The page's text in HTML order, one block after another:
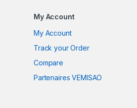
My Account
My Account
Track your Order
Compare
Partenaires VEMISAO